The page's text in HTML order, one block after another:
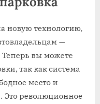
новую технологию,
—
Теперь вы можете
так как система
место и
Это революционное